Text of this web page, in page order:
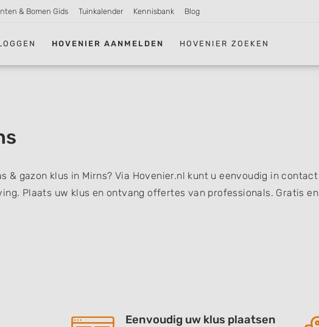
& Bomen Gids Tuinkalender Kennisbank Blog
HOVENIER AANMELDEN HOVENIER ZOEKEN
& gazon klus in Mirns? Via Hovenier.nl kunt u eenvoudig in contact
Plaats uw klus en ontvang offertes van professionals. Gratis en
Eenvoudig uw klus plaatsen